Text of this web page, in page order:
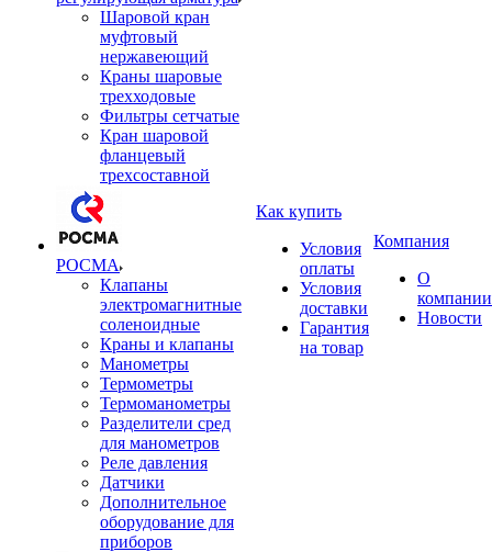
Шаровой кран
муфтовый
нержавеющий
Краны шаровые
трехходовые
Фильтры сетчатые
Кран шаровой
фланцевый
трехсоставной
РОСМА
Клапаны
электромагнитные
соленоидные
Краны и клапаны
Манометры
Термометры
Термоманометры
Разделители сред
для манометров
Реле давления
Датчики
Дополнительное
оборудование для
приборов
Как купить
Условия
оплаты
Условия
доставки
Гарантия
на товар
Компания
О
компании
Новости